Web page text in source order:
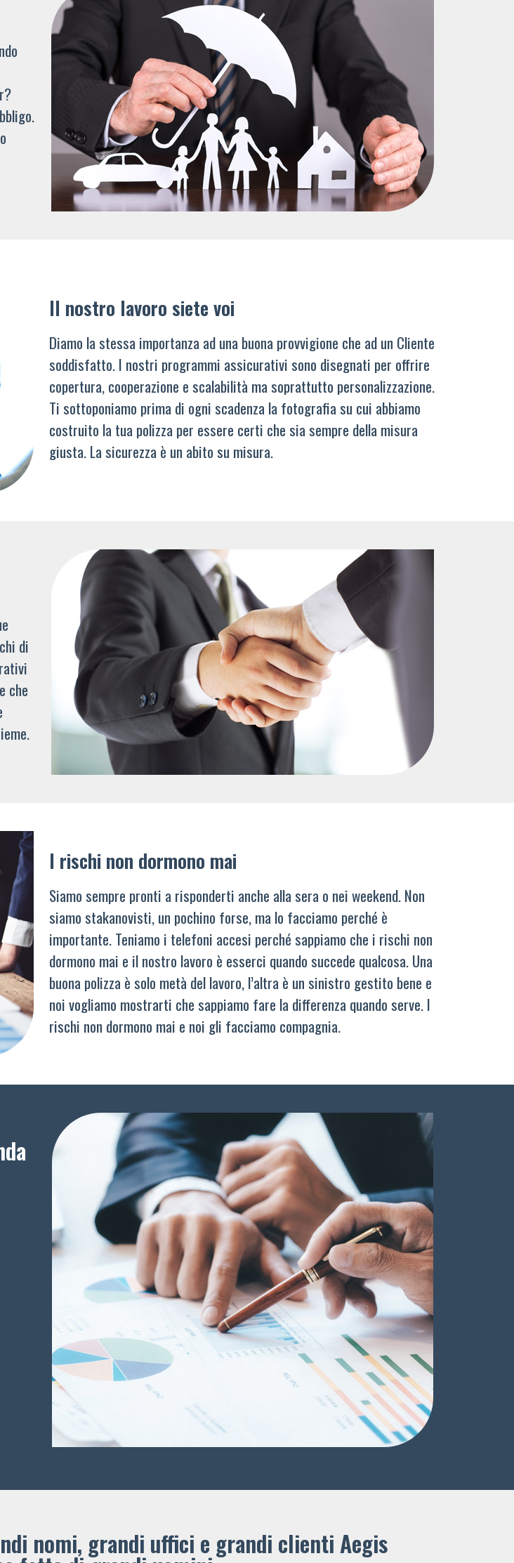
Il nostro lavoro siete voi
Diamo la stessa importanza ad una buona provvigione che ad un Cliente
soddisfatto. I nostri programmi assicurativi sono disegnati per offrire
copertura, cooperazione e scalabilità ma soprattutto personalizzazione.
Ti sottoponiamo prima di ogni scadenza la fotografia su cui abbiamo
costruito la tua polizza per essere certi che sia sempre della misura
giusta. La sicurezza è un abito su misura.
di
che
I rischi non dormono mai
Siamo sempre pronti a risponderti anche alla sera o nei weekend. Non
siamo stakanovisti, un pochino forse, ma lo facciamo perché è
importante. Teniamo i telefoni accesi perché sappiamo che i rischi non
dormono mai e il nostro lavoro è esserci quando succede qualcosa. Una
buona polizza è solo metà del lavoro, l’altra è un sinistro gestito bene e
noi vogliamo mostrarti che sappiamo fare la differenza quando serve. I
rischi non dormono mai e noi gli facciamo compagnia.
nomi, grandi uffici e grandi clienti ​Aegis